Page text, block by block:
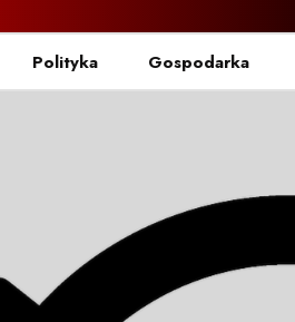
Polityka Gospodarka